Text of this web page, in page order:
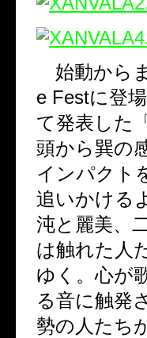
始動から
e Festに登
て発表した
頭から巽の
インパクト
追いかける
沌と麗美、
は触れた人
ゆく。心が
る音に触発
勢の人たち